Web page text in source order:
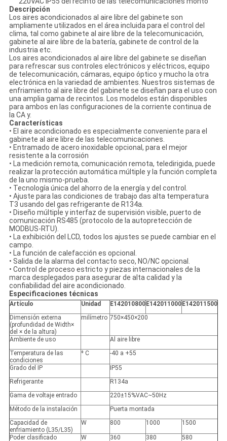
Descripción
Los aires acondicionados al aire libre del gabinete son
ampliamente utilizados en el área incluida para el control del
clima, tal como gabinete al aire libre de la telecomunicación,
gabinete al aire libre de la batería, gabinete de control de la
industria etc.
Los aires acondicionados al aire libre del gabinete se diseñan
para refrescar sus controles electrónicos y eléctricos, equipo
de telecomunicación, cámaras, equipo óptico y mucho la otra
electrónica en la variedad de ambientes. Nuestros sistemas de
enfriamiento al aire libre del gabinete se diseñan para el uso con
una amplia gama de recintos. Los modelos están disponibles
para ambos en las configuraciones de la corriente continua de
la CA y.
Características
• El aire acondicionado es especialmente conveniente para el
gabinete al aire libre de las telecomunicaciones.
• Entramado de acero inoxidable opcional, para el mejor
resistente a la corrosión
• La medición remota, comunicación remota, teledirigida, puede
realizar la protección automática múltiple y la función completa
de la uno mismo-prueba.
• Tecnología única del ahorro de la energía y del control.
• Ajuste para las condiciones de trabajo das alta temperatura
T3 usando del gas refrigerante de R134a.
• Diseño múltiple y interfaz de supervisión visible, puerto de
comunicación RS485 (protocolo de la autopretección de
MODBUS-RTU).
• La exhibición del LCD, todos los ajustes se puede cambiar en el
campo.
• La función de calefacción es opcional.
• Salida de la alarma del contacto seco, NO/NC opcional.
• Control de proceso estricto y piezas internacionales de la
marca desplegados para asegurar de alta calidad y la
confiabilidad del aire acondicionado.
Especificaciones técnicas
Artículo Unidad E142010800 E142011000 E142011500
Dimensión externa
(profundidad de Width×
del × de la altura)
milímetro 750×450×200
Ambiente de uso
Al aire libre
Temperatura de las
condiciones
⁰ C -40 a +55
Grado del IP
IP55
Refrigerante
R134a
Gama de voltaje entrado
220±15%VAC~50Hz
Método de la instalación
Puerta montada
Capacidad de
enfriamiento (L35/L35)
W 800 1000 1500
Poder clasificado W 360 380 580